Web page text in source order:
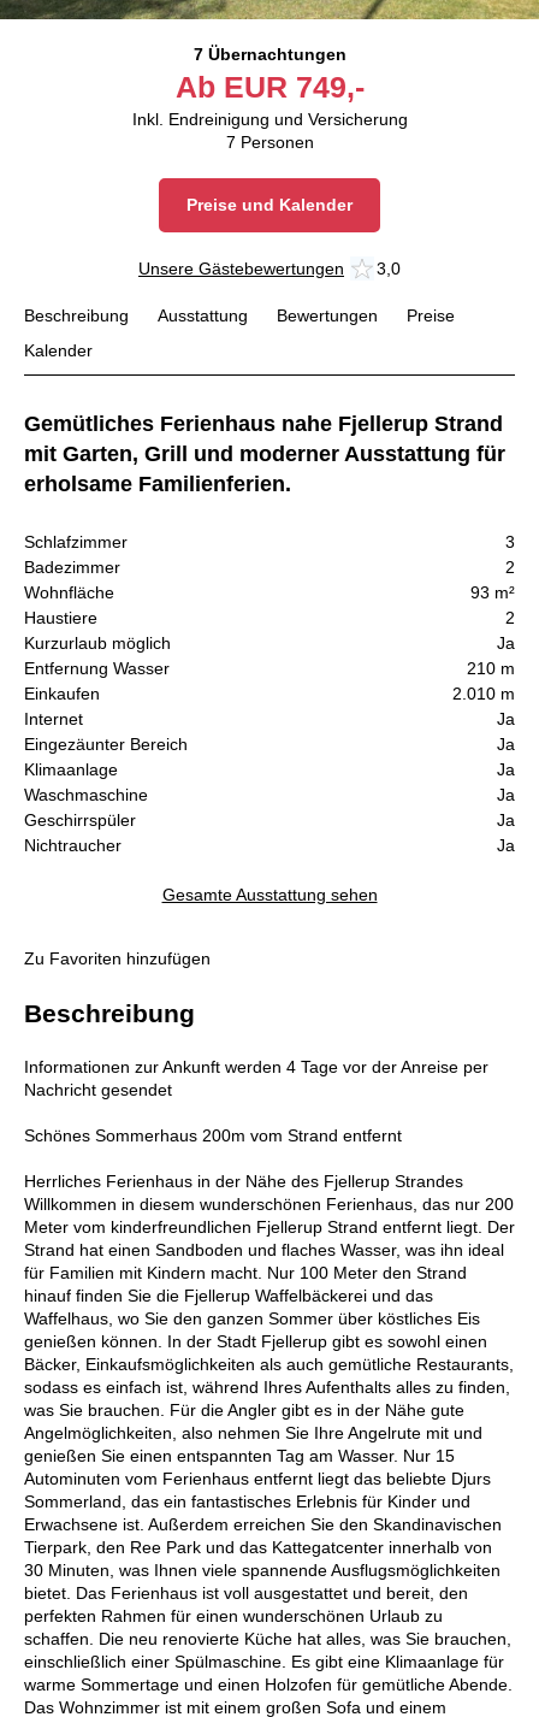
7 Übernachtungen
Ab EUR 749,-
Inkl. Endreinigung und Versicherung
7 Personen
Preise und Kalender
Unsere Gästebewertungen 3,0
Beschreibung Ausstattung Bewertungen
Preise
Kalender
Gemütliches Ferienhaus nahe Fjellerup Strand
mit Garten, Grill und moderner Ausstattung für
erholsame Familienferien.
Schlafzimmer
3
Badezimmer
2
Wohnfläche
93 m²
Haustiere
2
Kurzurlaub möglich
Ja
Entfernung Wasser
210 m
Einkaufen
2.010 m
Internet
Ja
Eingezäunter Bereich
Ja
Klimaanlage
Ja
Waschmaschine
Ja
Geschirrspüler
Ja
Nichtraucher
Ja
Gesamte Ausstattung sehen
Zu Favoriten hinzufügen
Beschreibung
Informationen zur Ankunft werden 4 Tage vor der Anreise per
Nachricht gesendet
Schönes Sommerhaus 200m vom Strand entfernt
Herrliches Ferienhaus in der Nähe des Fjellerup Strandes
Willkommen in diesem wunderschönen Ferienhaus, das nur 200
Meter vom kinderfreundlichen Fjellerup Strand entfernt liegt. Der
Strand hat einen Sandboden und flaches Wasser, was ihn ideal
für Familien mit Kindern macht. Nur 100 Meter den Strand
hinauf finden Sie die Fjellerup Waffelbäckerei und das
Waffelhaus, wo Sie den ganzen Sommer über köstliches Eis
genießen können. In der Stadt Fjellerup gibt es sowohl einen
Bäcker, Einkaufsmöglichkeiten als auch gemütliche Restaurants,
sodass es einfach ist, während Ihres Aufenthalts alles zu finden,
was Sie brauchen. Für die Angler gibt es in der Nähe gute
Angelmöglichkeiten, also nehmen Sie Ihre Angelrute mit und
genießen Sie einen entspannten Tag am Wasser. Nur 15
Autominuten vom Ferienhaus entfernt liegt das beliebte Djurs
Sommerland, das ein fantastisches Erlebnis für Kinder und
Erwachsene ist. Außerdem erreichen Sie den Skandinavischen
Tierpark, den Ree Park und das Kattegatcenter innerhalb von
30 Minuten, was Ihnen viele spannende Ausflugsmöglichkeiten
bietet. Das Ferienhaus ist voll ausgestattet und bereit, den
perfekten Rahmen für einen wunderschönen Urlaub zu
schaffen. Die neu renovierte Küche hat alles, was Sie brauchen,
einschließlich einer Spülmaschine. Es gibt eine Klimaanlage für
warme Sommertage und einen Holzofen für gemütliche Abende.
Das Wohnzimmer ist mit einem großen Sofa und einem